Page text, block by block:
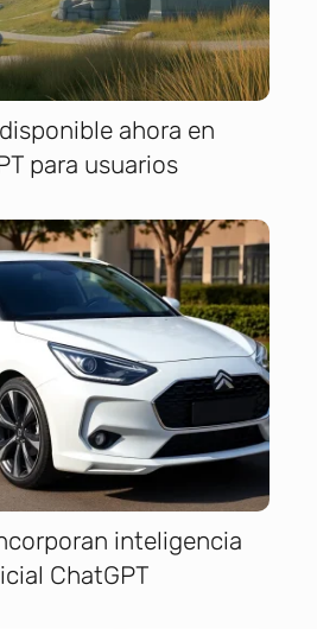
ahora en
para usuarios
inteligencia
ChatGPT